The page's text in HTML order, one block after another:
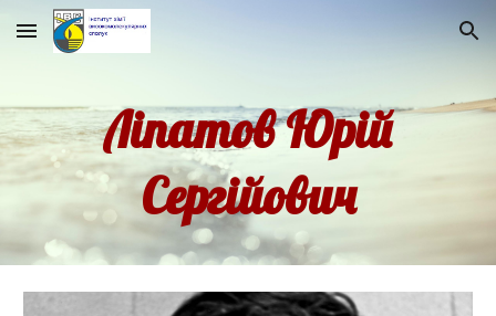
Skip to main content Skip to navigation
Ліпатов Юрій
Сергійович